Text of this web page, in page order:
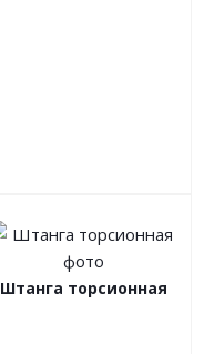
Штанга торсионная